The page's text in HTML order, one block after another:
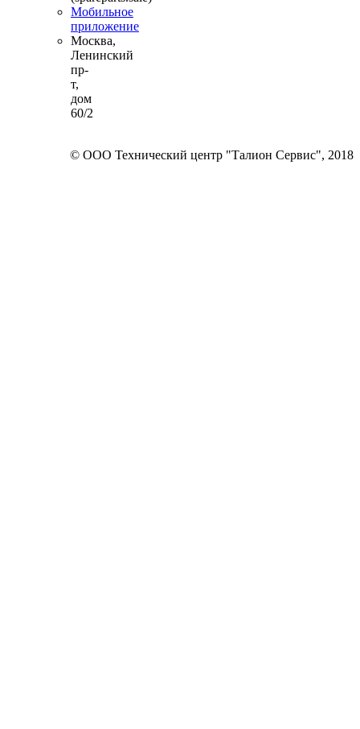
Мобильное
приложение
Москва,
Ленинский
пр-
т,
дом
60/2
© ООО Технический центр "Талион Сервис", 2018